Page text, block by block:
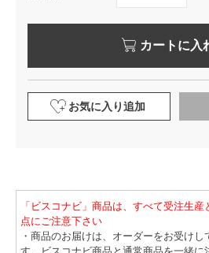
カートに入
お気に入り追加
「ビスコナビ」商品は、すべて受注生
点にご注意下さい
・商品のお届けは、オーダーをお受けし